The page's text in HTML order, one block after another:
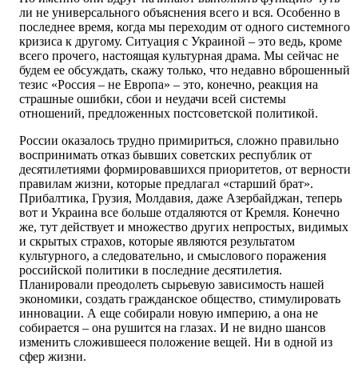
ли не универсального объяснения всего и вся. Особенно в
последнее время, когда мы переходим от одного системного
кризиса к другому. Ситуация с Украиной – это ведь, кроме
всего прочего, настоящая культурная драма. Мы сейчас не
будем ее обсуждать, скажу только, что недавно вброшенный
тезис «Россия – не Европа» – это, конечно, реакция на
страшные ошибки, сбои и неудачи всей системы
отношений, предложенных постсоветской политикой.
России оказалось трудно примириться, сложно правильно
воспринимать отказ бывших советских республик от
десятилетиями формировавшихся приоритетов, от верности
правилам жизни, которые предлагал «старший брат».
Прибалтика, Грузия, Молдавия, даже Азербайджан, теперь
вот и Украина все больше отдаляются от Кремля. Конечно
же, тут действует и множество других непростых, видимых
и скрытых страхов, которые являются результатом
культурного, а следовательно, и смыслового поражения
российской политики в последние десятилетия.
Планировали преодолеть сырьевую зависимость нашей
экономики, создать гражданское общество, стимулировать
инновации. А еще собирали новую империю, а она не
собирается – она рушится на глазах. И не видно шансов
изменить сложившееся положение вещей. Ни в одной из
сфер жизни.